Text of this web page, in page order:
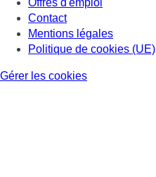
Offres d'emploi
Contact
Mentions légales
Politique de cookies (UE)
Gérer les cookies